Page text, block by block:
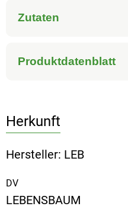
Zutaten
Produktdatenblatt
Herkunft
Hersteller: LEB
DV
LEBENSBAUM